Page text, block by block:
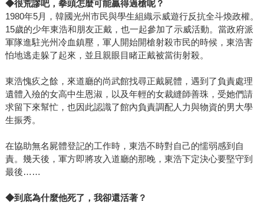
◆很荒謬吧，拳頭怎麼可能贏得過槍呢？
1980年5月，韓國光州市民與學生組織示威遊行反抗全斗煥政權。
15歲的少年東浩和朋友正戴，也一起參加了示威活動。當政府派
軍隊進駐光州冷血鎮壓，軍人開始開槍射殺市民的時候，東浩害
怕地逃走躲了起來，並且親眼目睹正戴被當街射殺。
東浩愧疚之餘，來道廳的尚武館找尋正戴屍體，遇到了負責處理
遺體入殮的女高中生恩淑，以及年輕的女裁縫師善珠，受她們請
求留下來幫忙，也因此認識了館內負責調配人力與物資的男大學
生振秀。
在協助無名屍體登記的工作時，東浩不時對自己的懦弱感到自
責。幾天後，軍方即將攻入道廳的那晚，東浩下定決心要堅守到
最後……
◆到底為什麼他死了，我卻還活著？